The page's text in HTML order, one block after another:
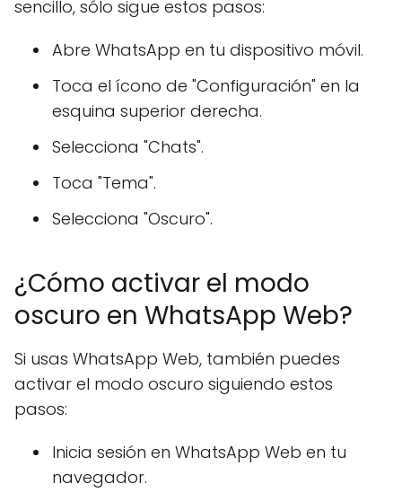
sencillo, sólo sigue estos pasos:
Abre WhatsApp en tu dispositivo móvil.
Toca el ícono de "Configuración" en la
esquina superior derecha.
Selecciona "Chats".
Toca "Tema".
Selecciona "Oscuro".
¿Cómo activar el modo
oscuro en WhatsApp Web?
Si usas WhatsApp Web, también puedes
activar el modo oscuro siguiendo estos
pasos:
Inicia sesión en WhatsApp Web en tu
navegador.